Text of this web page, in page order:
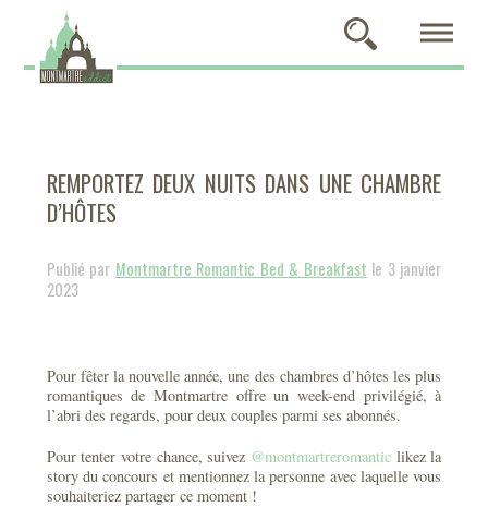
REMPORTEZ DEUX NUITS DANS UNE CHAMBRE
D’HÔTES
Publié par Montmartre Romantic Bed & Breakfast le 3 janvier
2023
Pour fêter la nouvelle année, une des chambres d’hôtes les plus
romantiques de Montmartre offre un week-end privilégié, à
l’abri des regards, pour deux couples parmi ses abonnés.
Pour tenter votre chance, suivez @montmartreromantic likez la
story du concours et mentionnez la personne avec laquelle vous
souhaiteriez partager ce moment !